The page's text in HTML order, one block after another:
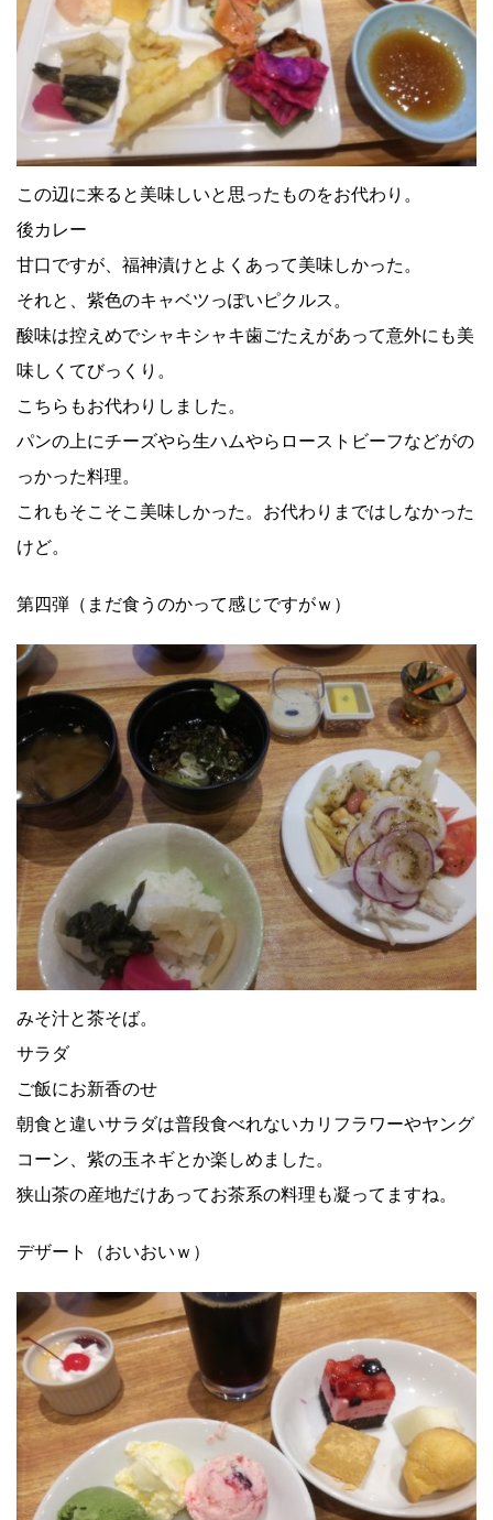
この辺に来ると美味しいと思ったものをお代わり。
後カレー
甘口ですが、福神漬けとよくあって美味しかった。
それと、紫色のキャベツっぽいピクルス。
酸味は控えめでシャキシャキ歯ごたえがあって意外にも美
味しくてびっくり。
こちらもお代わりしました。
パンの上にチーズやら生ハムやらローストビーフなどがの
っかった料理。
これもそこそこ美味しかった。お代わりまではしなかった
けど。
第四弾（まだ食うのかって感じですがｗ）
みそ汁と茶そば。
サラダ
ご飯にお新香のせ
朝食と違いサラダは普段食べれないカリフラワーやヤング
コーン、紫の玉ネギとか楽しめました。
狭山茶の産地だけあってお茶系の料理も凝ってますね。
デザート（おいおいｗ）